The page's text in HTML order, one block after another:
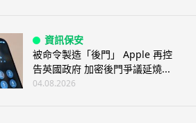
資訊保安
被命令製造「後門」 Apple 再控
告英國政府 加密後門爭議延燒...
04.08.2026